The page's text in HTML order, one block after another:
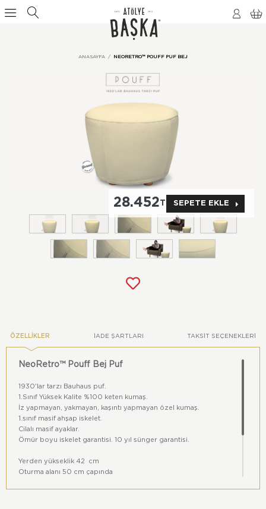
ANASAYFA NEORETRO™ POUFF PUF BEJ
28.452TL SEPETE EKLE
ÖZELLIKLER İADE ŞARTLARI TAKSIT SEÇENEKLERI
NeoRetro™ Pouff Bej Puf
1930'lar tarzı Bauhaus puf.
1.Sınıf Yüksek Kalite %100 keten kumaş.
İz yapmayan, yakmayan, kaşıntı yapmayan özel kumaş.
1.sınıf masif ahşap iskelet.
Cilalı masif ayaklar.
Ömür boyu iskelet garantisi. 10 yıl sünger garantisi.
Yerden yükseklik 42 cm
Oturma alanı 50 cm çapında